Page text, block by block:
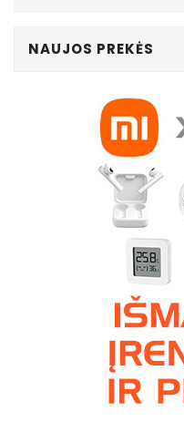
NAUJOS PREKĖS